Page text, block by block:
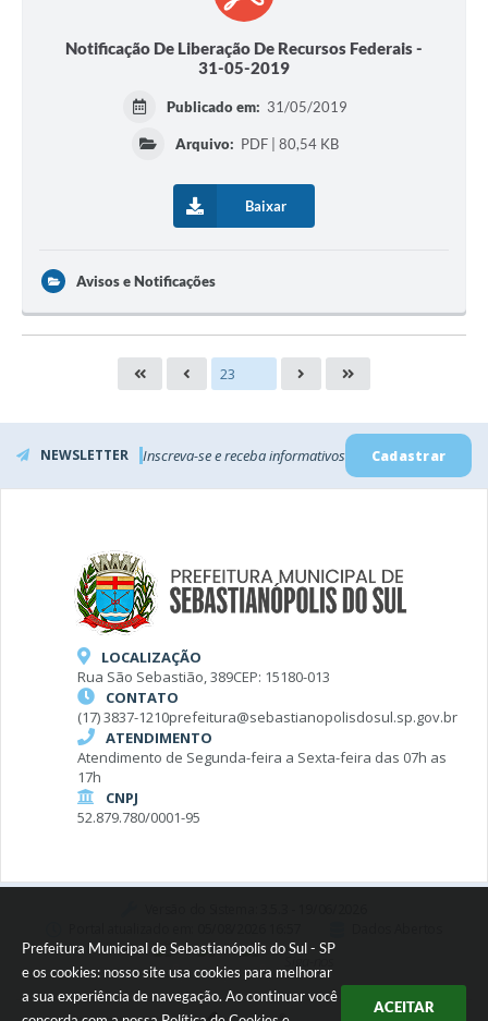
Prefeitura Municipal de Sebastianópolis do Sul - SP
e os cookies: nosso site usa cookies para melhorar
a sua experiência de navegação. Ao continuar você
ACEITAR
Notificação De Liberação De Recursos Federais -
31-05-2019
Publicado em: 31/05/2019
Arquivo: PDF | 80,54 KB
Baixar
Avisos e Notificações
NEWSLETTER Inscreva-se e receba informativos Cadastrar
LOCALIZAÇÃO
Rua São Sebastião, 389CEP: 15180-013
CONTATO
(17) 3837-1210prefeitura@sebastianopolisdosul.sp.gov.br
ATENDIMENTO
Atendimento de Segunda-feira a Sexta-feira das 07h as
17h
CNPJ
52.879.780/0001-95